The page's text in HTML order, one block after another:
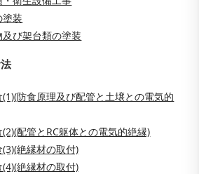
装
び架台類の塗装
防食原理及び配管と土壌との電気的
配管とRC躯体との電気的絶縁)
絶縁材の取付)
絶縁材の取付)